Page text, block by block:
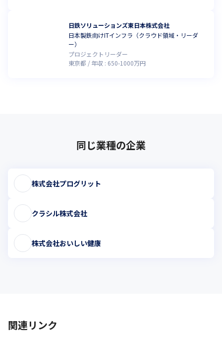
日鉄ソリューションズ東日本株式会社
日本製鉄向けITインフラ（クラウド領域・リーダ
ー）
プロジェクトリーダー
東京都
年収 : 650-1000万円
同じ業種の企業
株式会社プログリット
クラシル株式会社
株式会社おいしい健康
関連リンク